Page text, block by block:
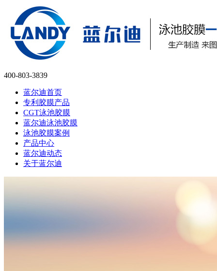
400-803-3839
蓝尔迪首页
专利胶膜产品
CGT泳池胶膜
蓝尔迪泳池胶膜
泳池胶膜案例
产品中心
蓝尔迪动态
关于蓝尔迪